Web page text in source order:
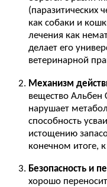
(паразитических
как собаки и
лечения как
делает его
ветеринарной
Механизм
вещество Альбен
нарушает
способность
истощению
конечном итоге,
Безопасность и
хорошо